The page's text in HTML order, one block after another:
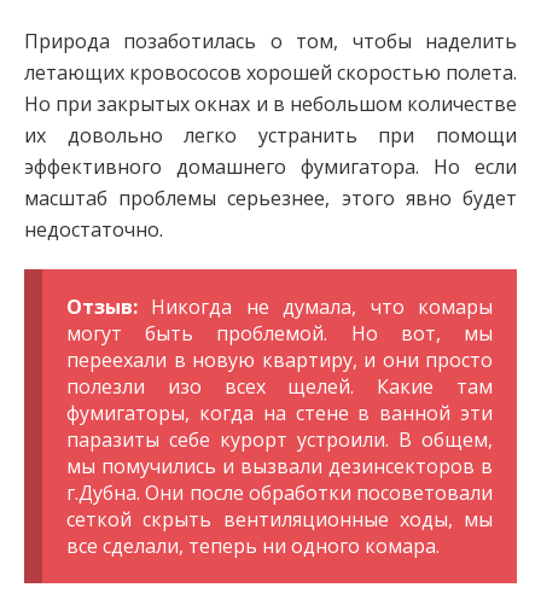
Природа позаботилась о том, чтобы наделить
летающих кровососов хорошей скоростью полета.
Но при закрытых окнах и в небольшом количестве
их довольно легко устранить при помощи
эффективного домашнего фумигатора. Но если
масштаб проблемы серьезнее, этого явно будет
недостаточно.
Отзыв: Никогда не думала, что комары
могут быть проблемой. Но вот, мы
переехали в новую квартиру, и они просто
полезли изо всех щелей. Какие там
фумигаторы, когда на стене в ванной эти
паразиты себе курорт устроили. В общем,
мы помучились и вызвали дезинсекторов в
г.Дубна. Они после обработки посоветовали
сеткой скрыть вентиляционные ходы, мы
все сделали, теперь ни одного комара.